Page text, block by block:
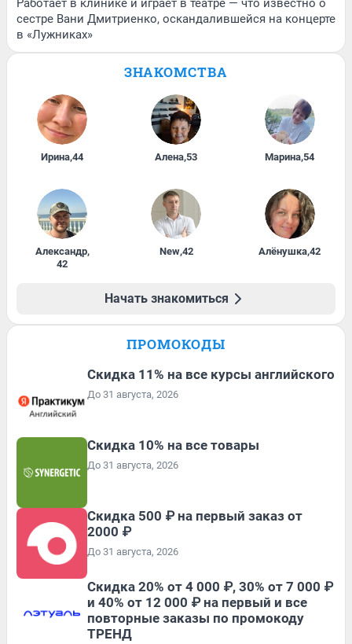
Работает в клинике и играет в театре — что известно о
сестре Вани Дмитриенко, оскандалившейся на концерте
в «Лужниках»
ЗНАКОМСТВА
Ирина,44 Алена,53 Марина,54
Александр,
42
New,42 Алёнушка,42
Начать знакомиться
ПРОМОКОДЫ
Скидка 11% на все курсы английского
До 31 августа, 2026
Скидка 10% на все товары
До 31 августа, 2026
Скидка 500 ₽ на первый заказ от
2000 ₽
До 31 августа, 2026
Скидка 20% от 4 000 ₽, 30% от 7 000 ₽
и 40% от 12 000 ₽ на первый и все
повторные заказы по промокоду
ТРЕНД